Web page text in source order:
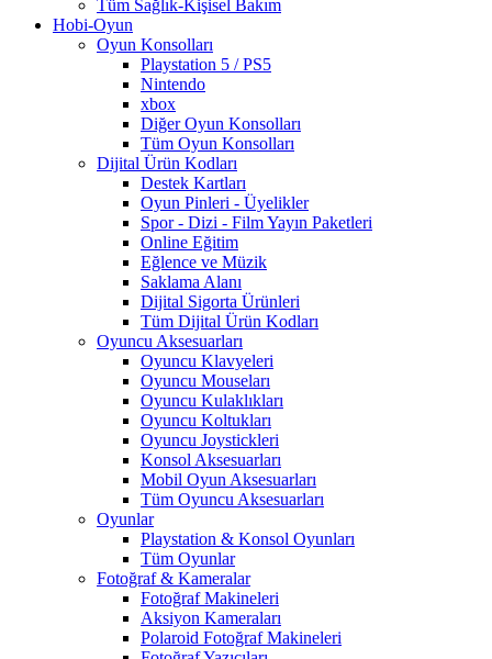
Tüm Sağlık-Kişisel Bakım
Hobi-Oyun
Oyun Konsolları
Playstation 5 / PS5
Nintendo
xbox
Diğer Oyun Konsolları
Tüm Oyun Konsolları
Dijital Ürün Kodları
Destek Kartları
Oyun Pinleri - Üyelikler
Spor - Dizi - Film Yayın Paketleri
Online Eğitim
Eğlence ve Müzik
Saklama Alanı
Dijital Sigorta Ürünleri
Tüm Dijital Ürün Kodları
Oyuncu Aksesuarları
Oyuncu Klavyeleri
Oyuncu Mouseları
Oyuncu Kulaklıkları
Oyuncu Koltukları
Oyuncu Joystickleri
Konsol Aksesuarları
Mobil Oyun Aksesuarları
Tüm Oyuncu Aksesuarları
Oyunlar
Playstation & Konsol Oyunları
Tüm Oyunlar
Fotoğraf & Kameralar
Fotoğraf Makineleri
Aksiyon Kameraları
Polaroid Fotoğraf Makineleri